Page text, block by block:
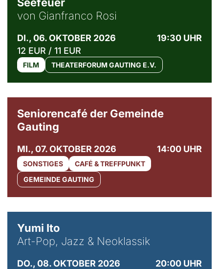
von Gianfranco Rosi
DI., 06. OKTOBER 2026
19:30 UHR
12 EUR / 11 EUR
FILM THEATERFORUM GAUTING E.V.
Seniorencafé der Gemeinde
Gauting
MI., 07. OKTOBER 2026 14:00 UHR
SONSTIGES
CAFÉ & TREFFPUNKT
GEMEINDE GAUTING
Yumi Ito
Art-Pop, Jazz & Neoklassik
DO., 08. OKTOBER 2026
20:00 UHR